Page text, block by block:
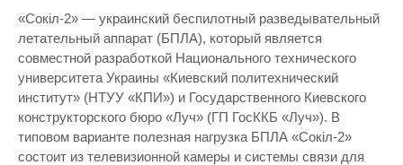
«Сокіл-2» — украинский беспилотный разведывательный
летательный аппарат (БПЛА), который является
совместной разработкой Национального технического
университета Украины «Киевский политехнический
институт» (НТУУ «КПИ») и Государственного Киевского
конструкторского бюро «Луч» (ГП ГосККБ «Луч»). В
типовом варианте полезная нагрузка БПЛА «Сокіл-2»
состоит из телевизионной камеры и системы связи для